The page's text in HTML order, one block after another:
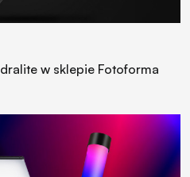
w sklepie Fotoforma